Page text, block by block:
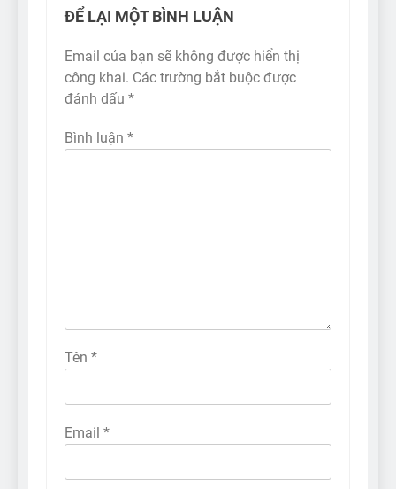
ĐỂ LẠI MỘT BÌNH LUẬN
Email của bạn sẽ không được hiển thị
công khai. Các trường bắt buộc được
đánh dấu *
Bình luận *
Tên *
Email *